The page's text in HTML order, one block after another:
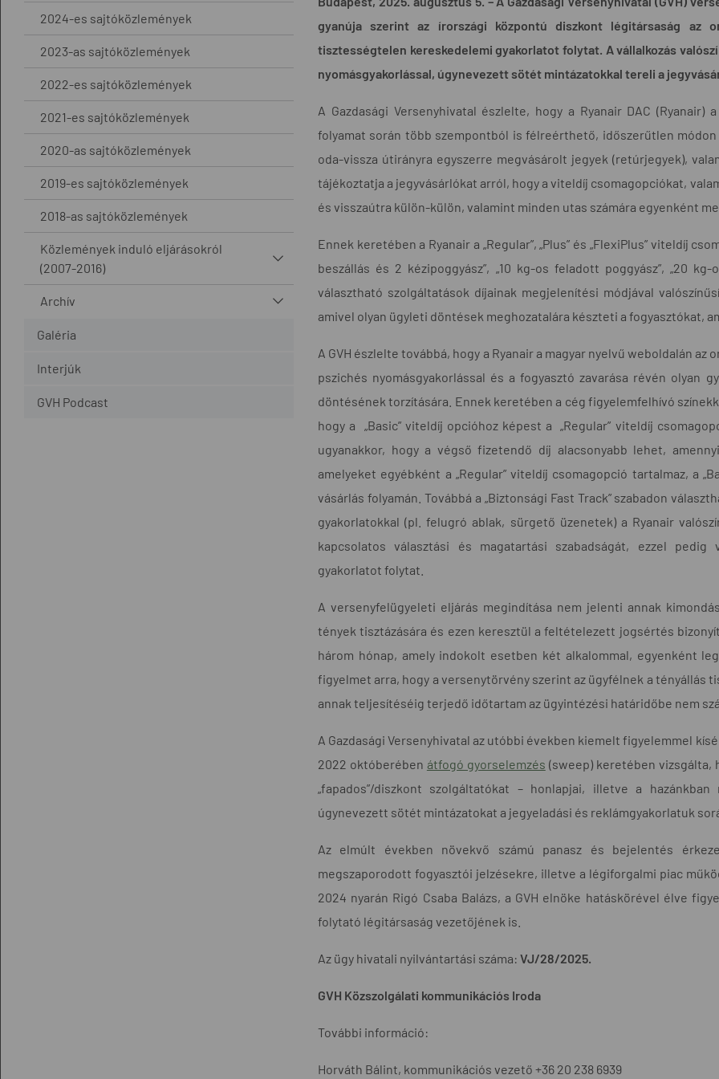
2024-es sajtóközlemények
2023-as sajtóközlemények
2022-es sajtóközlemények
2021-es sajtóközlemények
2020-as sajtóközlemények
2019-es sajtóközlemények
2018-as sajtóközlemények
Közlemények induló eljárásokról
(2007-2016)
Archív
Galéria
Interjúk
GVH Podcast
gyanúja szerint az írországi központú diszkont légitársaság az
tisztességtelen kereskedelemi gyakorlatot folytat. A vállalkozás
nyomásgyakorlással, úgynevezett sötét mintázatokkal tereli a
A Gazdasági Versenyhivatal észlelte, hogy a Ryanair DAC
folyamat során több szempontból is félreérthető, időszerűtlen
oda-vissza útirányra egyszerre megvásárolt jegyek (retúrjegyek),
tájékoztatja a jegyvásárlókat arról, hogy a viteldíj csomagopciókat,
és visszaútra külön-külön, valamint minden utas számára egyenként
Ennek keretében a Ryanair a „Regular”, „Plus” és „FlexiPlus” viteldíj
beszállás és 2 kézipoggyász”, „10 kg-os feladott poggyász”, „20
választható szolgáltatások díjainak megjelenítési módjával
amivel olyan ügyleti döntések meghozatalára készteti a fogyasztókat,
A GVH észlelte továbbá, hogy a Ryanair a magyar nyelvű weboldalán
pszichés nyomásgyakorlással és a fogyasztó zavarása révén olyan
döntésének torzítására. Ennek keretében a cég figyelemfelhívó
hogy a „Basic” viteldíj opcióhoz képest a „Regular” viteldíj
ugyanakkor, hogy a végső fizetendő díj alacsonyabb lehet,
amelyeket egyébként a „Regular” viteldíj csomagopció tartalmaz, a
vásárlás folyamán. Továbbá a „Biztonsági Fast Track” szabadon
gyakorlatokkal (pl. felugró ablak, sürgető üzenetek) a Ryanair
kapcsolatos választási és magatartási szabadságát, ezzel
gyakorlatot folytat.
A versenyfelügyeleti eljárás megindítása nem jelenti annak
tények tisztázására és ezen keresztül a feltételezett jogsértés
három hónap, amely indokolt esetben két alkalommal, egyenként
figyelmet arra, hogy a versenytörvény szerint az ügyfélnek a tényállás
annak teljesítéséig terjedő időtartam az ügyintézési határidőbe nem
A Gazdasági Versenyhivatal az utóbbi években kiemelt figyelemmel
2022 októberében átfogó gyorselemzés (sweep) keretében vizsgálta,
„fapados”/diszkont szolgáltatókat – honlapjai, illetve a hazánkban
úgynevezett sötét mintázatokat a jegyeladási és reklámgyakorlatuk
Az elmúlt években növekvő számú panasz és bejelentés
megszaporodott fogyasztói jelzésekre, illetve a légiforgalmi piac
2024 nyarán Rigó Csaba Balázs, a GVH elnöke hatáskörével élve
folytató légitársaság vezetőjének is.
Az ügy hivatali nyilvántartási száma: VJ/28/2025.
GVH Közszolgálati kommunikációs Iroda
További információ:
Horváth Bálint, kommunikációs vezető +36 20 238 6939